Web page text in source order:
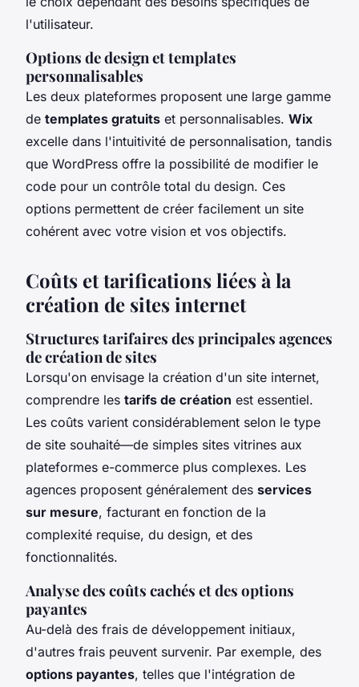
l'utilisateur.
Options de design et templates
personnalisables
Les deux plateformes proposent une large gamme
de templates gratuits et personnalisables. Wix
excelle dans l'intuitivité de personnalisation, tandis
que WordPress offre la possibilité de modifier le
code pour un contrôle total du design. Ces
options permettent de créer facilement un site
cohérent avec votre vision et vos objectifs.
Coûts et tarifications liées à la
création de sites internet
Structures tarifaires des principales agences
de création de sites
Lorsqu'on envisage la création d'un site internet,
comprendre les tarifs de création est essentiel.
Les coûts varient considérablement selon le type
de site souhaité—de simples sites vitrines aux
plateformes e-commerce plus complexes. Les
agences proposent généralement des services
sur mesure, facturant en fonction de la
complexité requise, du design, et des
fonctionnalités.
Analyse des coûts cachés et des options
payantes
Au-delà des frais de développement initiaux,
d'autres frais peuvent survenir. Par exemple, des
options payantes, telles que l'intégration de